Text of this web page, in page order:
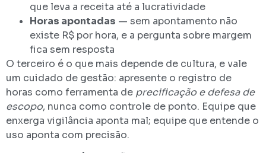
que leva a receita até a lucratividade
Horas apontadas — sem apontamento não
existe R$ por hora, e a pergunta sobre margem
fica sem resposta
O terceiro é o que mais depende de cultura, e vale
um cuidado de gestão: apresente o registro de
horas como ferramenta de precificação e defesa de
escopo, nunca como controle de ponto. Equipe que
enxerga vigilância aponta mal; equipe que entende o
uso aponta com precisão.